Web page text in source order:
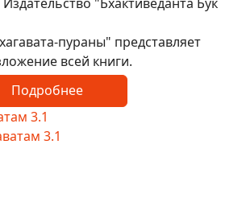
пураны" представляет
всей книги.
Подробнее
3.1